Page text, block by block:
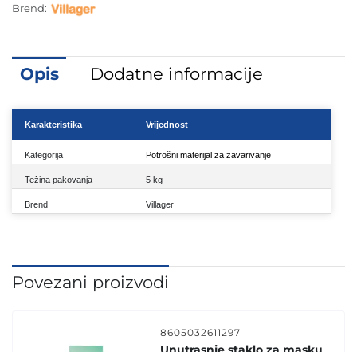
Brend:
Opis Dodatne informacije
Karakteristika Vrijednost
Kategorija Potrošni materijal za zavarivanje
Težina pakovanja 5 kg
Brend Villager
Povezani proizvodi
8605032611297